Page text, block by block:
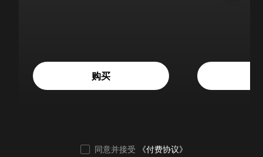
购买
同意并接受 《付费协议》